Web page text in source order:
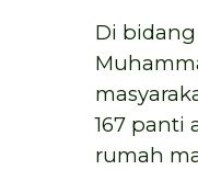
Di
167 panti
rumah